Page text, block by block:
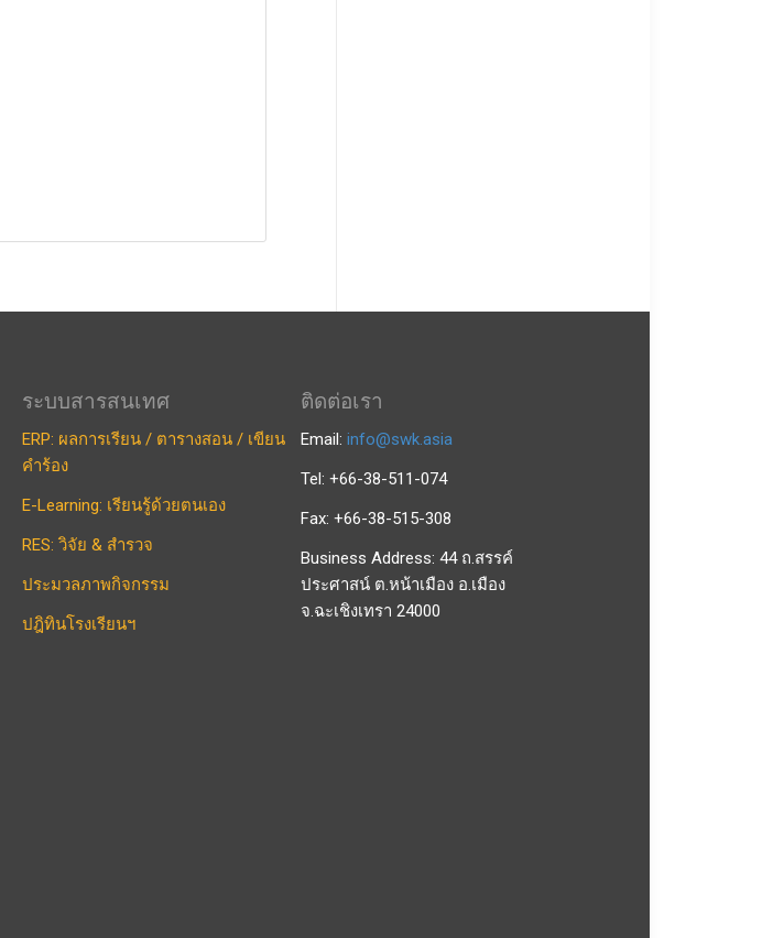
ระบบสารสนเทศ
ERP: ผลการเรียน / ตารางสอน / เขียน
คำร้อง
E-Learning: เรียนรู้ด้วยตนเอง
RES: วิจัย & สำรวจ
ประมวลภาพกิจกรรม
ปฎิทินโรงเรียนฯ
ติดต่อเรา
Email:info@swk.asia
Tel: +66-38-511-074
Fax: +66-38-515-308
Business Address: 44 ถ.สรรค์
ประศาสน์ ต.หน้าเมือง อ.เมือง
จ.ฉะเชิงเทรา 24000